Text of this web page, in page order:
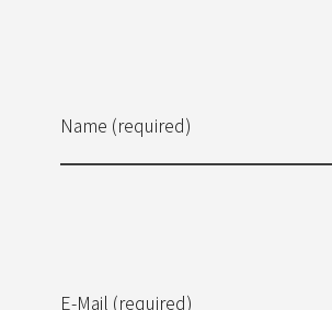
Name (required)
E-Mail (required)